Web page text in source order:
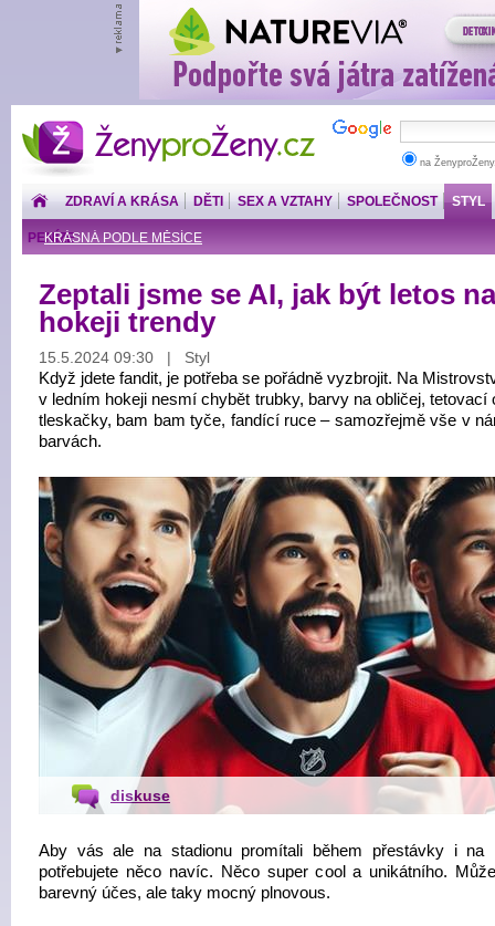
ŽenyproŽeny.cz
na
ZDRAVÍ A KRÁSA DĚTI SEX A VZTAHY SPOLEČNOST STYL
KRÁSNÁ PODLE MĚSÍCE
PENÍZE
Zeptali jsme se AI, jak být letos na
hokeji trendy
15.5.2024 09:30 | Styl
Když jdete fandit, je potřeba se pořádně vyzbrojit. Na
v ledním hokeji nesmí chybět trubky, barvy na obličej, tetovací
tleskačky, bam bam tyče, fandící ruce – samozřejmě vše v
barvách.
diskuse
Aby vás ale na stadionu promítali během přestávky i na
potřebujete něco navíc. Něco super cool a unikátního.
barevný účes, ale taky mocný plnovous.